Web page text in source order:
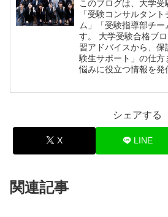
このブログは、大学
「受験コンサルタン
ム」「受験指導部チ
す。 大学受験合格ブ
習アドバイスから、
験生サポート」の仕
悩みに役立つ情報を発
シェアする
X LINE
関連記事